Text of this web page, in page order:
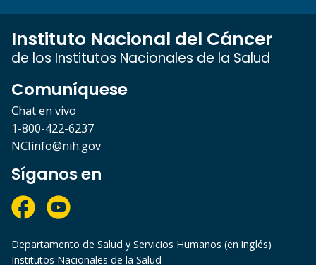
Instituto Nacional del Cáncer
de los Institutos Nacionales de la Salud
Comuníquese
Chat en vivo
1-800-422-6237
NCIinfo@nih.gov
Síganos en
Departamento de Salud y Servicios Humanos (en inglés)
Institutos Nacionales de la Salud